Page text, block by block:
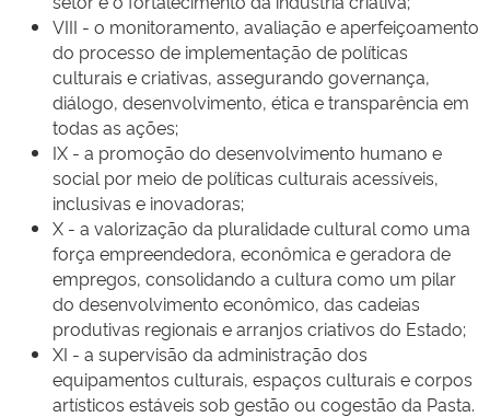
VIII - o monitoramento, avaliação e aperfeiçoamento
do processo de implementação de políticas
culturais e criativas, assegurando governança,
diálogo, desenvolvimento, ética e transparência em
todas as ações;
IX - a promoção do desenvolvimento humano e
social por meio de políticas culturais acessíveis,
inclusivas e inovadoras;
X - a valorização da pluralidade cultural como uma
força empreendedora, econômica e geradora de
empregos, consolidando a cultura como um pilar
do desenvolvimento econômico, das cadeias
produtivas regionais e arranjos criativos do Estado;
XI - a supervisão da administração dos
equipamentos culturais, espaços culturais e corpos
artísticos estáveis sob gestão ou cogestão da Pasta.